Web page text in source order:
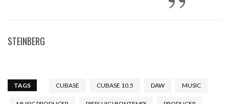
STEINBERG
TAGS CUBASE CUBASE 10.5 DAW MUSIC